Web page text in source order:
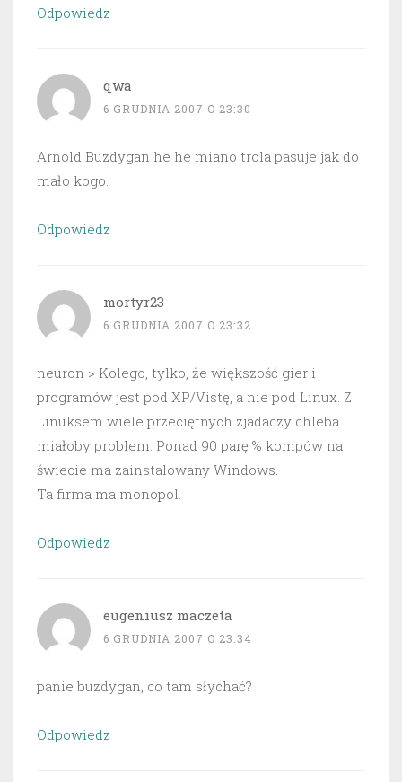
Odpowiedz
qwa
6 GRUDNIA 2007 O 23:30
Arnold Buzdygan he he miano trola pasuje jak do
mało kogo.
Odpowiedz
mortyr23
6 GRUDNIA 2007 O 23:32
neuron > Kolego, tylko, że większość gier i
programów jest pod XP/Vistę, a nie pod Linux. Z
Linuksem wiele przeciętnych zjadaczy chleba
miałoby problem. Ponad 90 parę % kompów na
świecie ma zainstalowany Windows.
Ta firma ma monopol.
Odpowiedz
eugeniusz maczeta
6 GRUDNIA 2007 O 23:34
panie buzdygan, co tam słychać?
Odpowiedz